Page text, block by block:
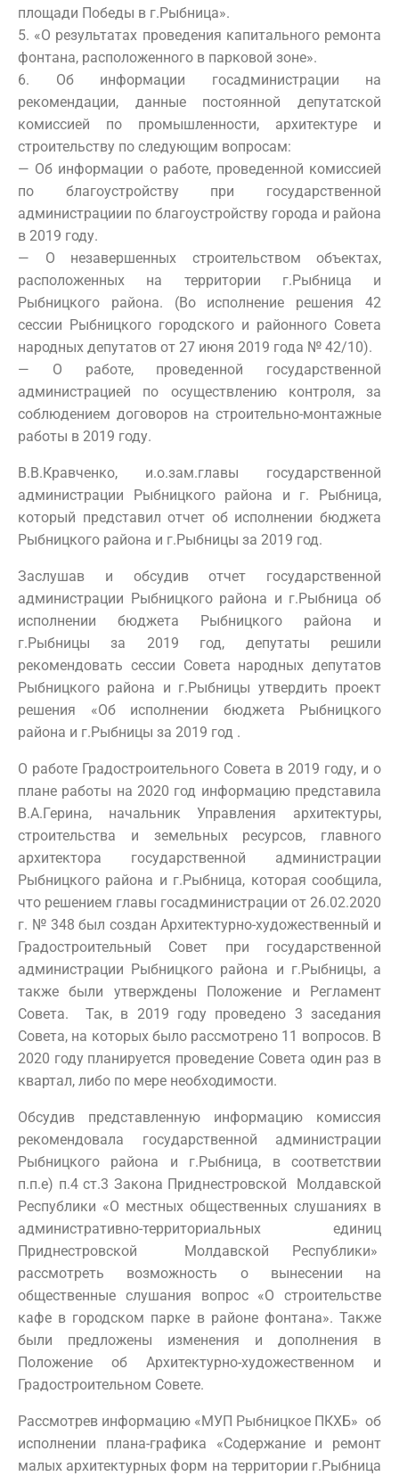
площади Победы в г.Рыбница».
5. «О результатах проведения капитального ремонта
фонтана, расположенного в парковой зоне».
6. Об информации госадминистрации на
рекомендации, данные постоянной депутатской
комиссией по промышленности, архитектуре и
строительству по следующим вопросам:
— Об информации о работе, проведенной комиссией
по благоустройству при государственной
администрациии по благоустройству города и района
в 2019 году.
— О незавершенных строительством объектах,
расположенных на территории г.Рыбница и
Рыбницкого района. (Во исполнение решения 42
сессии Рыбницкого городского и районного Совета
народных депутатов от 27 июня 2019 года № 42/10).
— О работе, проведенной государственной
администрацией по осуществлению контроля, за
соблюдением договоров на строительно-монтажные
работы в 2019 году.
В.В.Кравченко, и.о.зам.главы государственной
администрации Рыбницкого района и г. Рыбница,
который представил отчет об исполнении бюджета
Рыбницкого района и г.Рыбницы за 2019 год.
Заслушав и обсудив отчет государственной
администрации Рыбницкого района и г.Рыбница об
исполнении бюджета Рыбницкого района и
г.Рыбницы за 2019 год, депутаты решили
рекомендовать сессии Совета народных депутатов
Рыбницкого района и г.Рыбницы утвердить проект
решения «Об исполнении бюджета Рыбницкого
района и г.Рыбницы за 2019 год .
О работе Градостроительного Совета в 2019 году, и о
плане работы на 2020 год информацию представила
В.А.Герина, начальник Управления архитектуры,
строительства и земельных ресурсов, главного
архитектора государственной администрации
Рыбницкого района и г.Рыбница, которая сообщила,
что решением главы госадминистрации от 26.02.2020
г. № 348 был создан Архитектурно-художественный и
Градостроительный Совет при государственной
администрации Рыбницкого района и г.Рыбницы, а
также были утверждены Положение и Регламент
Совета. Так, в 2019 году проведено 3 заседания
Совета, на которых было рассмотрено 11 вопросов. В
2020 году планируется проведение Совета один раз в
квартал, либо по мере необходимости.
Обсудив представленную информацию комиссия
рекомендовала государственной администрации
Рыбницкого района и г.Рыбница, в соответствии
п.п.е) п.4 ст.3 Закона Приднестровской Молдавской
Республики «О местных общественных слушаниях в
административно-территориальных единиц
Приднестровской Молдавской Республики»
рассмотреть возможность о вынесении на
общественные слушания вопрос «О строительстве
кафе в городском парке в районе фонтана». Также
были предложены изменения и дополнения в
Положение об Архитектурно-художественном и
Градостроительном Совете.
Рассмотрев информацию «МУП Рыбницкое ПКХБ» об
исполнении плана-графика «Содержание и ремонт
малых архитектурных форм на территории г.Рыбница